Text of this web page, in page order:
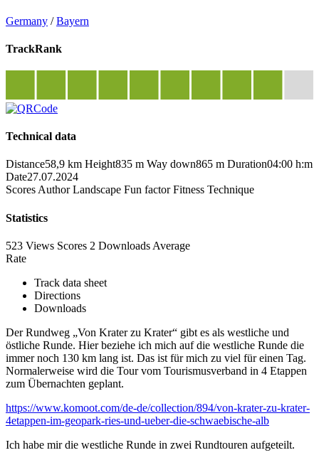
Germany /Bayern
TrackRank
Technical data
Distance58,9 km Height835 m Way down865 m Duration04:00 h:m
Date27.07.2024
Scores Author Landscape Fun factor Fitness Technique
Statistics
523 Views Scores 2 Downloads Average
Rate
Track data sheet
Directions
Downloads
Der Rundweg „Von Krater zu Krater“ gibt es als westliche und
östliche Runde. Hier beziehe ich mich auf die westliche Runde die
immer noch 130 km lang ist. Das ist für mich zu viel für einen Tag.
Normalerweise wird die Tour vom Tourismusverband in 4 Etappen
zum Übernachten geplant.
https://www.komoot.com/de-de/collection/894/von-krater-zu-krater-
4etappen-im-geopark-ries-und-ueber-die-schwaebische-alb
Ich habe mir die westliche Runde in zwei Rundtouren aufgeteilt.